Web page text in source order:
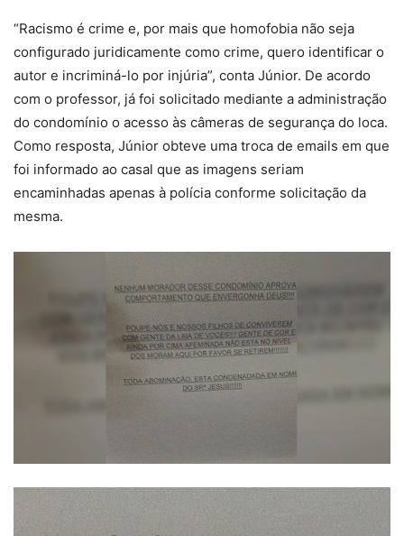
“Racismo é crime e, por mais que homofobia não seja
configurado juridicamente como crime, quero identificar o
autor e incriminá-lo por injúria”, conta Júnior. De acordo
com o professor, já foi solicitado mediante a administração
do condomínio o acesso às câmeras de segurança do loca.
Como resposta, Júnior obteve uma troca de emails em que
foi informado ao casal que as imagens seriam
encaminhadas apenas à polícia conforme solicitação da
mesma.